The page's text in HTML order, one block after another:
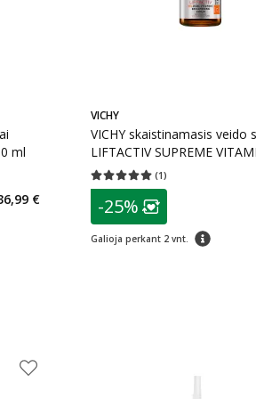
ml
nuolaida:
€
VICHY
VICHY skaistinamasis veido
LIFTACTIV SUPREME
ml
(1)
Vidutinis įvertinimas 5.00
patarimas
Lojalumo
-25%
Galioja perkant 2 vnt. patarimas